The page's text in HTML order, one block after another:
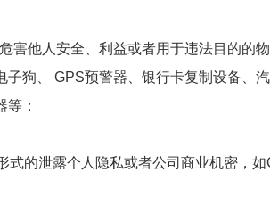
害他人安全、利益或者用于违法目的的
子狗、 GPS预警器、银行卡复制设备、
等；
式的泄露个人隐私或者公司商业机密，